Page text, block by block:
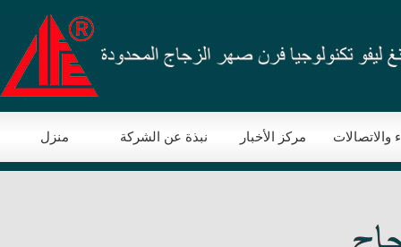
منزل نبذة عن الشركة مركز الأخبار والاتصالات